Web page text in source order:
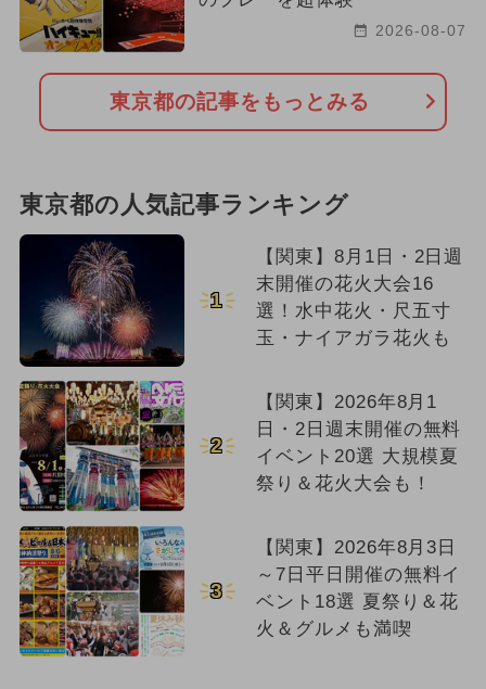
2026-08-07
東京都の記事をもっとみる
東京都の人気記事ランキング
1
【関東】8月1日・2日週
末開催の花火大会16
選！水中花火・尺五寸
玉・ナイアガラ花火も
2
【関東】2026年8月1
日・2日週末開催の無料
イベント20選 大規模夏
祭り＆花火大会も！
3
【関東】2026年8月3日
～7日平日開催の無料イ
ベント18選 夏祭り＆花
火＆グルメも満喫